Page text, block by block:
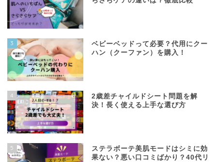
3
ベビーベッドって必要？代用にクー
ハン（クーファン）を購入！
4
2歳差チャイルドシート問題を解
決！長く使える上手な選び方
5
ステラボーテ美肌モードはシミに効
果ない？悪い口コミばかり？40代リ